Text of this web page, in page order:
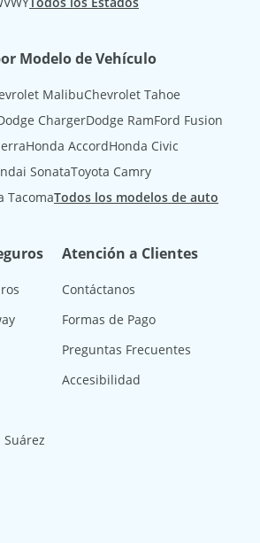
Modelo de Vehículo
MalibuChevrolet Tahoe
ChargerDodge RamFord Fusion
Honda AccordHonda Civic
SonataToyota Camry
TacomaTodos los modelos de auto
Atención a Clientes
Contáctanos
Formas de Pago
Preguntas Frecuentes
Accesibilidad